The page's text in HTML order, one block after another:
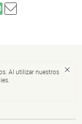
Al utilizar nuestros